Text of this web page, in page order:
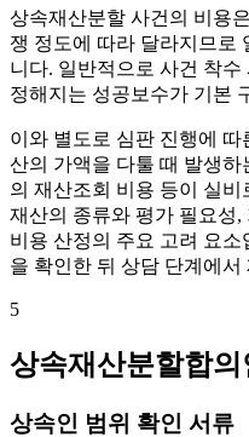
상속재산분할 사건의 비용
쟁 정도에 따라 달라지므로
니다. 일반적으로 사건 착
정해지는 성공보수가 기본
이와 별도로 심판 진행에
산의 가액을 다툴 때 발생
의 재산조회 비용 등이 실
재산의 종류와 평가 필요성,
비용 산정의 주요 고려 요
을 확인한 뒤 상담 단계에서
5
상속재산분할합
상속인 범위 확인 서류